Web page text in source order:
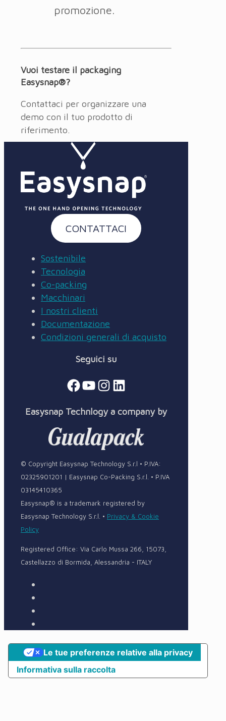
promozione.
Vuoi testare il packaging
Easysnap®?
Contattaci per organizzare una
demo con il tuo prodotto di
riferimento.
CONTATTACI
Sostenibile
Tecnologia
Co-packing
Macchinari
I nostri clienti
Documentazione
Condizioni generali di acquisto
Seguici su
Facebook
YouTube
Instagram
LinkedIn
Easysnap Technlogy a company by
© Copyright Easysnap Technology S.r.l • P.IVA:
02325901201 | Easysnap Co-Packing S.r.l. • P.IVA
03145410365
Easysnap® is a trademark registered by
Easysnap Technology S.r.l. • Privacy & Cookie
Policy
Registered Office: Via Carlo Mussa 266, 15073,
Castellazzo di Bormida, Alessandria - ITALY
Informativa sulla raccolta
Le tue preferenze relative alla privacy